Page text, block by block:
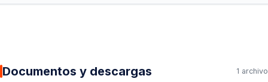
Documentos y descargas 1 archivo